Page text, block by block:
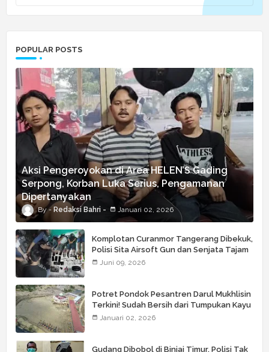
POPULAR POSTS
Aksi Pengeroyokan di Area HELEN’S Gading
Serpong, Korban Luka Serius, Pengamanan
Dipertanyakan
Redaksi Bahri Januari 02, 2026
Komplotan Curanmor Tangerang Dibekuk,
Polisi Sita Airsoft Gun dan Senjata Tajam
Juni 09, 2026
Potret Pondok Pesantren Darul Mukhlisin
Terkini! Sudah Bersih dari Tumpukan Kayu
Januari 02, 2026
Gudang Dibobol di Binjai Timur, Polisi Tak